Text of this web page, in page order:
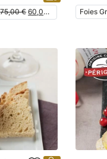
75,00€ 60,00